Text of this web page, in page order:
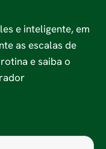
e inteligente, em
as escalas de
e saiba o